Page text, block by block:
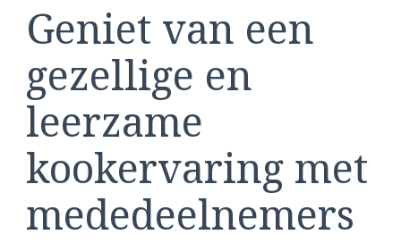
Geniet van een
gezellige en
leerzame
kookervaring met
mededeelnemers